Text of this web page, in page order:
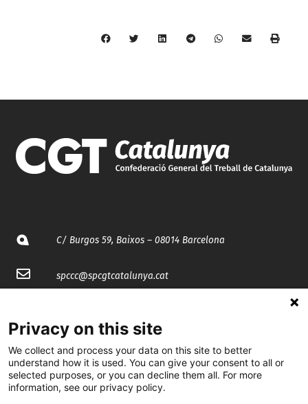
C/ Burgos 59, Baixos – 08014 Barcelona
spccc@spcgtcatalunya.cat
@CGTCatalunya
cgtcatalunya
Privacy on this site
We collect and process your data on this site to better
understand how it is used. You can give your consent to all or
selected purposes, or you can decline them all. For more
information, see our privacy policy.